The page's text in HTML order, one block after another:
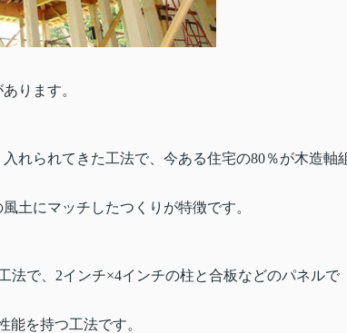
ります。
れられてきた工法で、今ある住宅の80％が木造軸
土にマッチしたつくりが特徴です。
法で、2インチ×4インチの柱と合板などのパネルで
を持つ工法です。